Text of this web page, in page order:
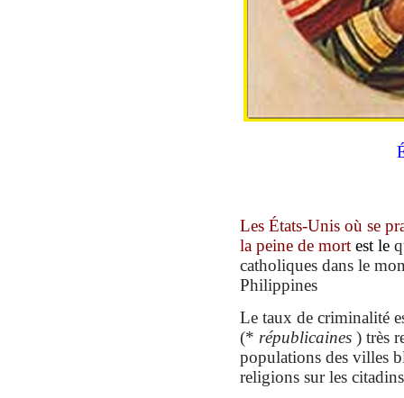
Les États-Unis où se
la peine de mort est le
catholiques dans le
Philippines
Le taux de criminalité
(* républicaines ) très
populations des villes
religions sur les citadins